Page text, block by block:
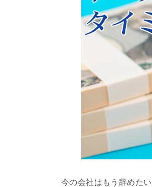
今の会社はもう辞めた